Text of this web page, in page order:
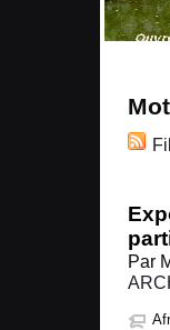
Par